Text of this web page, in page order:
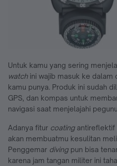
Untuk kamu yang sering
watch ini wajib masuk ke dalam
kamu punya. Produk ini sudah
GPS, dan kompas untuk
navigasi saat menjelajahi
Adanya fitur coating antireflektif
akan membuatmu kesulitan
Penggemar diving pun bisa
karena jam tangan militer ini